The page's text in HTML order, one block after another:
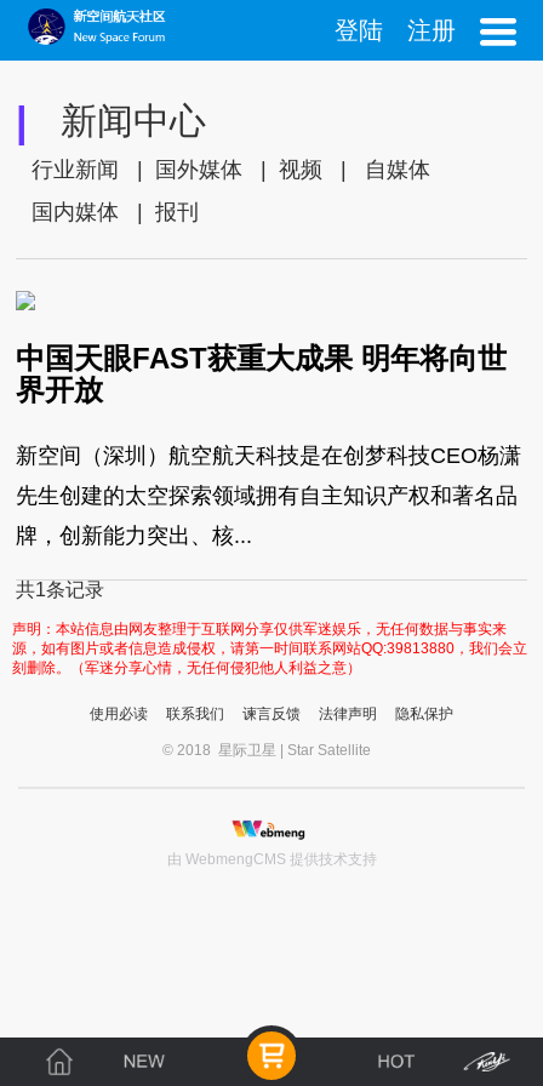
登陆 注册
| 新闻中心
行业新闻 国外媒体 |视频
自媒体
国内媒体 |报刊
中国天眼FAST获重大成果 明年将向世
界开放
新空间（深圳）航空航天科技是在创梦科技CEO杨潇
先生创建的太空探索领域拥有自主知识产权和著名品
牌，创新能力突出、核...
共1条记录
声明：本站信息由网友整理于互联网分享仅供军迷娱乐，无任何数据与事实来
源，如有图片或者信息造成侵权，请第一时间联系网站QQ:39813880，我们会立
刻删除。（军迷分享心情，无任何侵犯他人利益之意）
使用必读 联系我们 谏言反馈 法律声明 隐私保护
© 2018 星际卫星 | Star Satellite
由 WebmengCMS 提供技术支持